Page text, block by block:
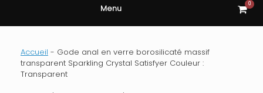
Menu View
cart
0
Accueil - Gode anal en verre borosilicaté massif
transparent Sparkling Crystal Satisfyer Couleur :
Transparent